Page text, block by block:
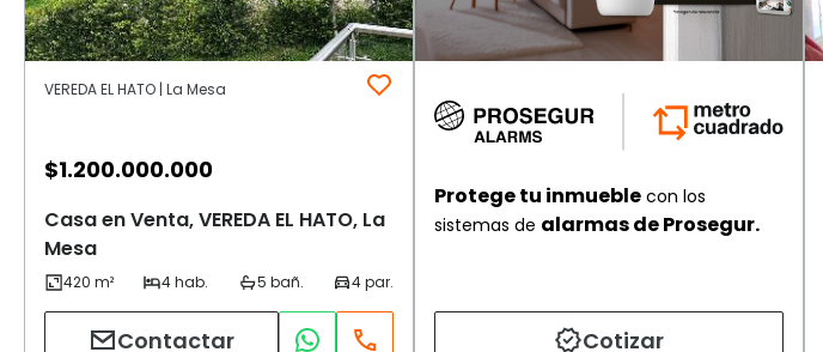
VEREDA EL HATO | La Mesa
$1.200.000.000
Casa en Venta, VEREDA EL HATO, La
Mesa
Contactar
Protege tu inmueble con los
sistemas de alarmas de Prosegur.
Cotizar